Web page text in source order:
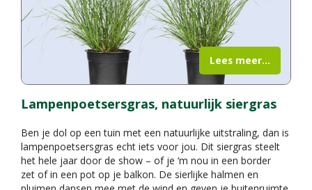
Lampenpoetsersgras, natuurlijk siergras
Ben je dol op een tuin met een natuurlijke uitstraling, dan is
lampenpoetsersgras echt iets voor jou. Dit siergras steelt
het hele jaar door de show – of je ‘m nou in een border
zet of in een pot op je balkon. De sierlijke halmen en
Lees meer...